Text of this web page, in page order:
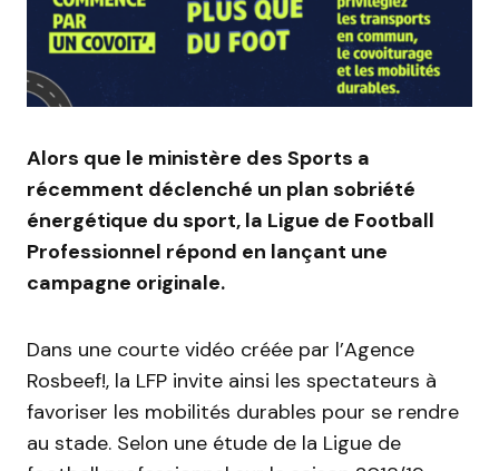
Alors que le ministère des Sports a
récemment déclenché un plan sobriété
énergétique du sport, la Ligue de Football
Professionnel répond en lançant une
campagne originale.
Dans une courte vidéo créée par l’Agence
Rosbeef!, la LFP invite ainsi les spectateurs à
favoriser les mobilités durables pour se rendre
au stade. Selon une étude de la Ligue de